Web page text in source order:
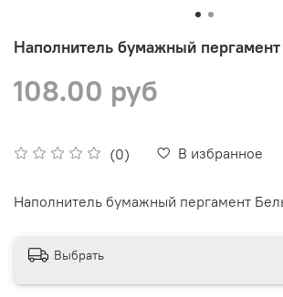
Наполнитель бумажный
(0) В избранное
108.00 руб
Наполнитель бумажный пергамент
Выбрать